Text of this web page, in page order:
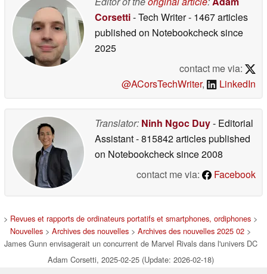
Corsetti- Tech Writer- 1467 articles
published on Notebookchecksince
2025
contact me via:
@ACorsTechWriter, LinkedIn
Translator: Ninh Ngoc Duy- Editorial
Assistant- 815842 articles published
on Notebookchecksince 2008
contact me via:
Facebook
> Revues et rapports de ordinateurs portatifs et smartphones, ordiphones >
Nouvelles > Archives des nouvelles > Archives des nouvelles 2025 02 >
James Gunn envisagerait un concurrent de Marvel Rivals dans l'univers DC
Adam Corsetti, 2025-02-25 (Update: 2026-02-18)